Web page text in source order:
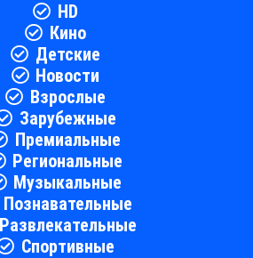
HD
Кино
Детские
Новости
Взрослые
Зарубежные
Премиальные
Региональные
Музыкальные
Познавательные
Развлекательные
Спортивные